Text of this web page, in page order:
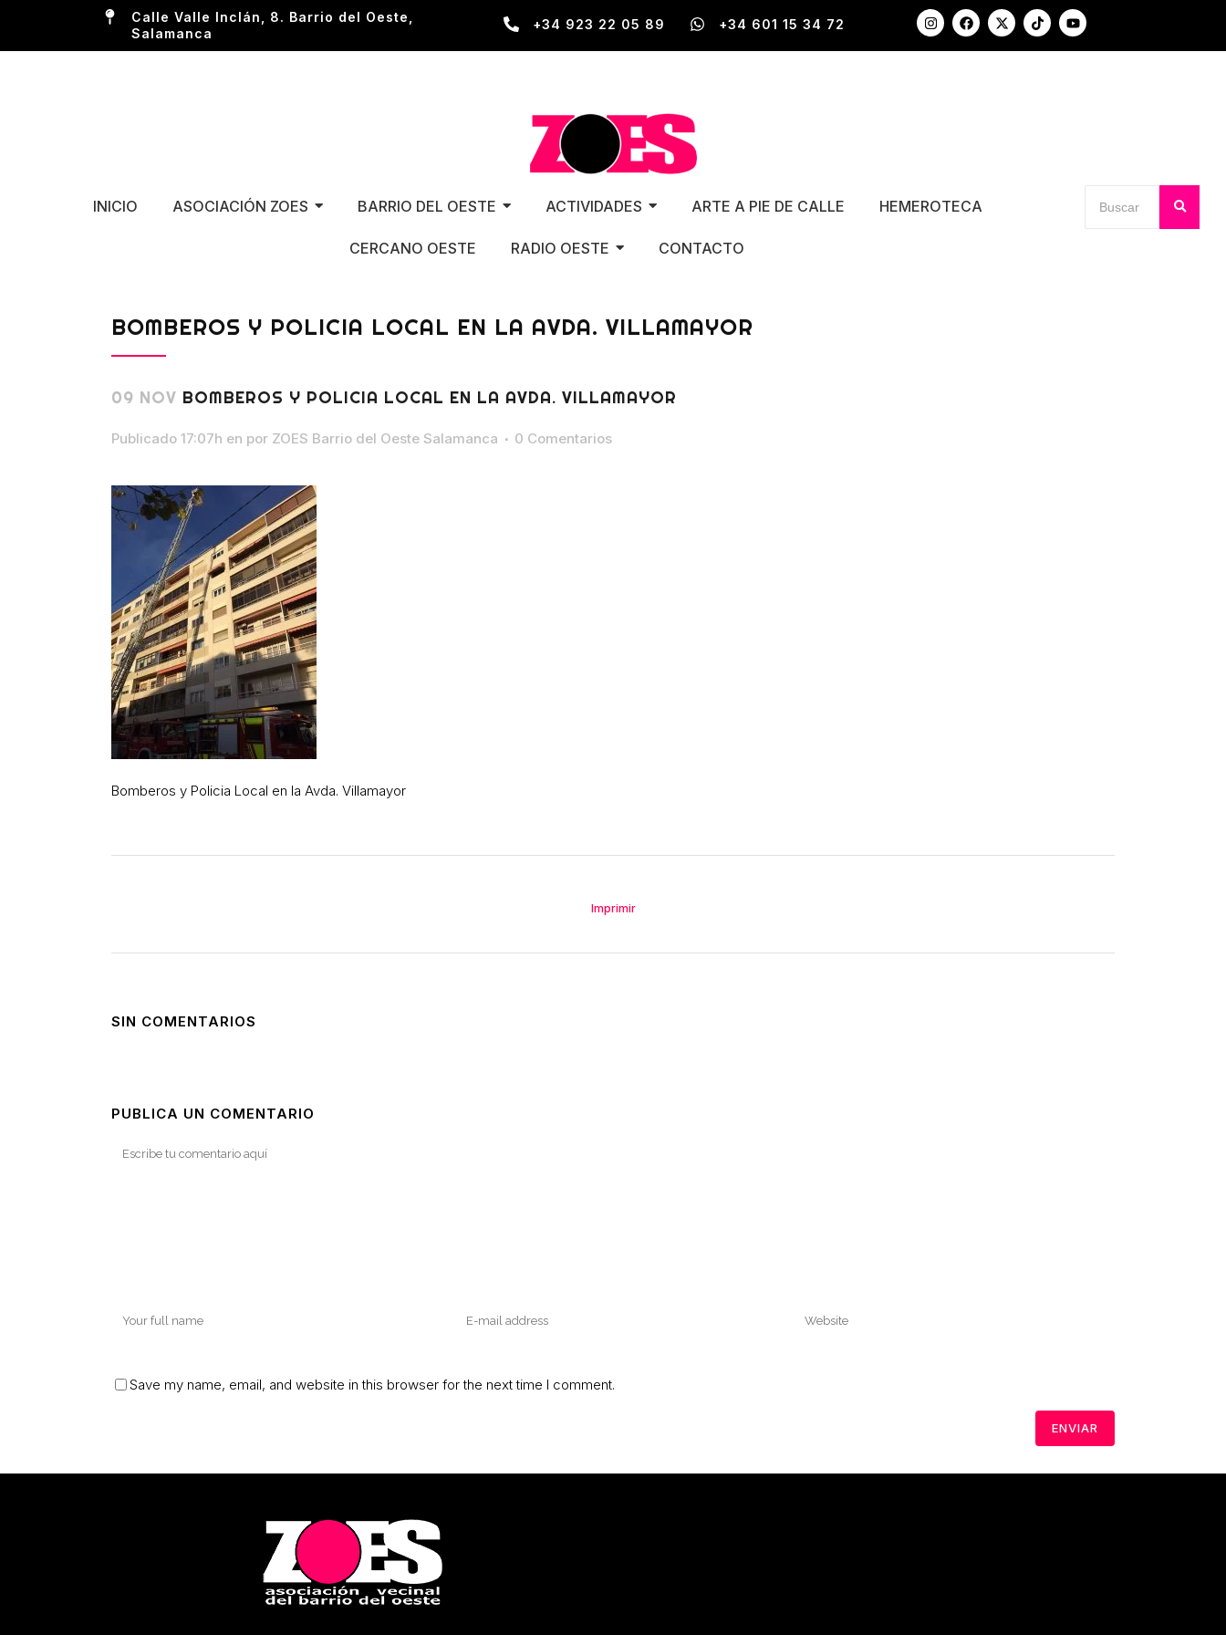
Calle Valle Inclán, 8. Barrio del Oeste,
Salamanca
+34 923 22 05 89 +34 601 15 34 72
INICIO ASOCIACIÓN ZOES BARRIO DEL OESTE ACTIVIDADES ARTE A PIE DE CALLE HEMEROTECA
CERCANO OESTE RADIO OESTE CONTACTO
BOMBEROS Y POLICIA LOCAL EN LA AVDA. VILLAMAYOR
09 NOV BOMBEROS Y POLICIA LOCAL EN LA AVDA. VILLAMAYOR
Publicado 17:07h en por ZOES Barrio del Oeste Salamanca 0 Comentarios
Bomberos y Policia Local en la Avda. Villamayor
Imprimir
SIN COMENTARIOS
PUBLICA UN COMENTARIO
Save my name, email, and website in this browser for the next time I comment.